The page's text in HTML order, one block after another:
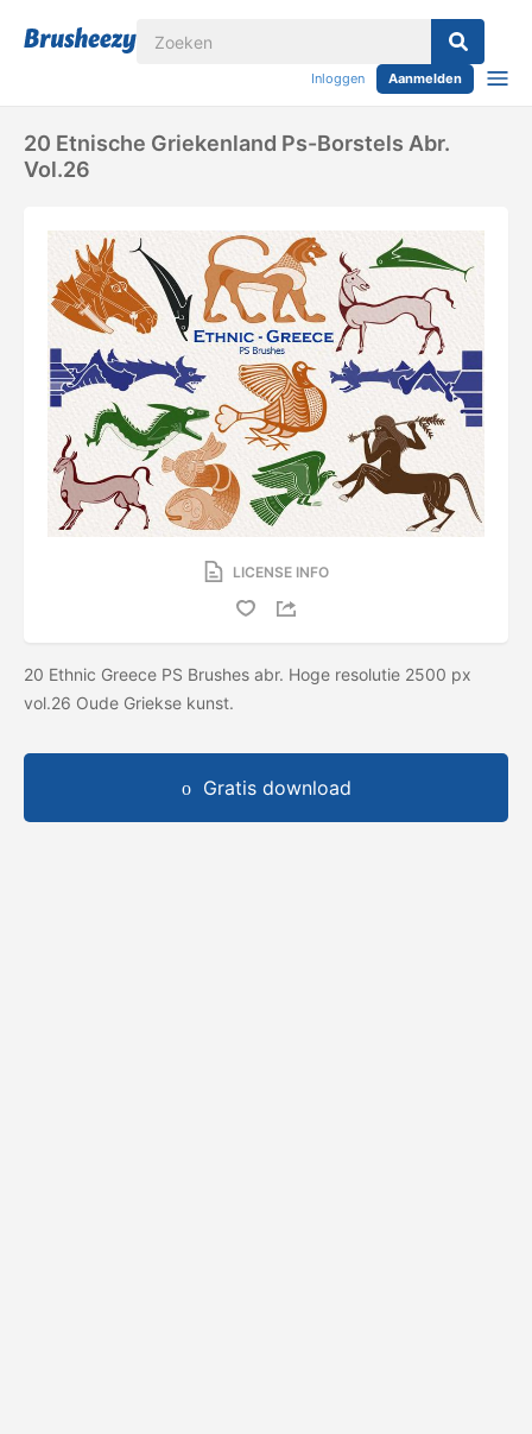
Inloggen Aanmelden
20 Etnische Griekenland Ps-Borstels Abr.
Vol.26
LICENSE INFO
20 Ethnic Greece PS Brushes abr. Hoge resolutie 2500 px
vol.26 Oude Griekse kunst.
Gratis download